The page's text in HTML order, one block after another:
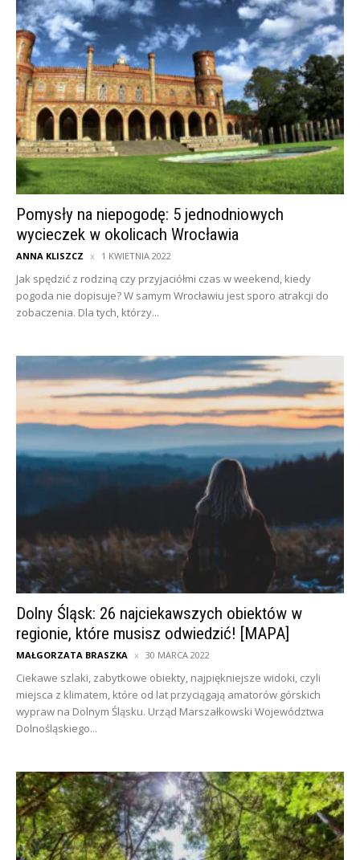
Pomysły na niepogodę: 5 jednodniowych
wycieczek w okolicach Wrocławia
ANNA KLISZCZ 1 KWIETNIA 2022
Jak spędzić z rodziną czy przyjaciółmi czas w weekend, kiedy
pogoda nie dopisuje? W samym Wrocławiu jest sporo atrakcji do
zobaczenia. Dla tych, którzy...
Dolny Śląsk: 26 najciekawszych obiektów w
regionie, które musisz odwiedzić! [MAPA]
MAŁGORZATA BRASZKA 30 MARCA 2022
Ciekawe szlaki, zabytkowe obiekty, najpiękniejsze widoki, czyli
miejsca z klimatem, które od lat przyciągają amatorów górskich
wypraw na Dolnym Śląsku. Urząd Marszałkowski Województwa
Dolnośląskiego...